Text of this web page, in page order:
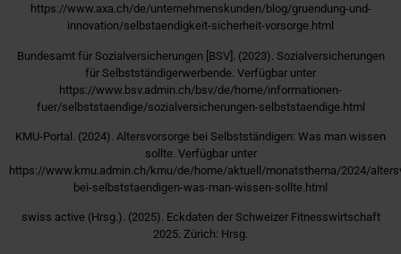
https://www.axa.ch/de/unternehmenskunden/blog/gruendung-und-
innovation/selbstaendigkeit-sicherheit-vorsorge.html
Bundesamt für Sozialversicherungen [BSV]. (2023). Sozialversicherungen
für Selbstständigerwerbende. Verfügbar unter
https://www.bsv.admin.ch/bsv/de/home/informationen-
fuer/selbststaendige/sozialversicherungen-selbststaendige.html
KMU-Portal. (2024). Altersvorsorge bei Selbstständigen: Was man wissen
sollte. Verfügbar unter
https://www.kmu.admin.ch/kmu/de/home/aktuell/monatsthema/2024/
bei-selbststaendigen-was-man-wissen-sollte.html
swiss active (Hrsg.). (2025). Eckdaten der Schweizer Fitnesswirtschaft
2025. Zürich: Hrsg.